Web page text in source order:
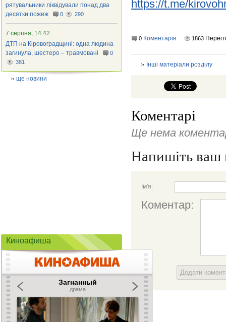
https://t.me/
0 Коментарів 1863
Інші матеріали розділу
Коментарі
Ще нема
Напишіть ваш
Ім'я:
Коментар:
Додати
рятувальники ліквідували понад два
десятки пожеж
0 290
7 серпня, 14:42
ДТП на Кіровоградщині: одна людина
загинула, шестеро – травмовані
0
381
ще новини
Киноафиша